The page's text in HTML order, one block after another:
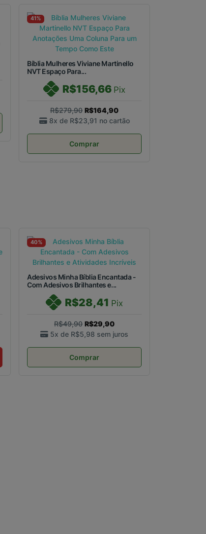
41%
Bíblia Mulheres Viviane Martinello
NVT Espaço Para...
R$156,66 Pix
R$279,90 R$164,90
8x de R$23,91 no cartão
Comprar
40%
Adesivos Minha Bíblia Encantada -
Com Adesivos Brilhantes e...
R$28,41 Pix
R$49,90 R$29,90
5x de R$5,98 sem juros
Comprar